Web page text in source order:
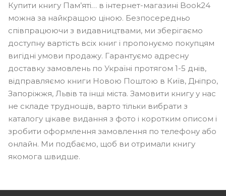
Купити книгу Пам’яті… в інтернет-магазині Book24
можна за найкращою ціною. Безпосередньо
співпрацюючи з видавництвами, ми зберігаємо
доступну вартість всіх книг і пропонуємо покупцям
вигідні умови продажу. Гарантуємо адресну
доставку замовлень по Україні протягом 1-5 днів,
відправляємо книги Новою Поштою в Київ, Дніпро,
Запоріжжя, Львів та інші міста. Замовити книгу у нас
не складе труднощів, варто тільки вибрати з
каталогу цікаве видання з фото і коротким описом і
зробити оформлення замовлення по телефону або
онлайн. Ми подбаємо, щоб ви отримали книгу
якомога швидше.